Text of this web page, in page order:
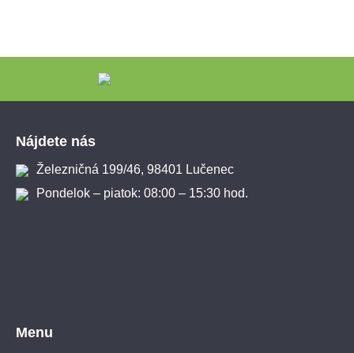
Nájdete nás
Železničná 199/46, 98401 Lučenec
Pondelok – piatok: 08:00 – 15:30 hod.
Menu